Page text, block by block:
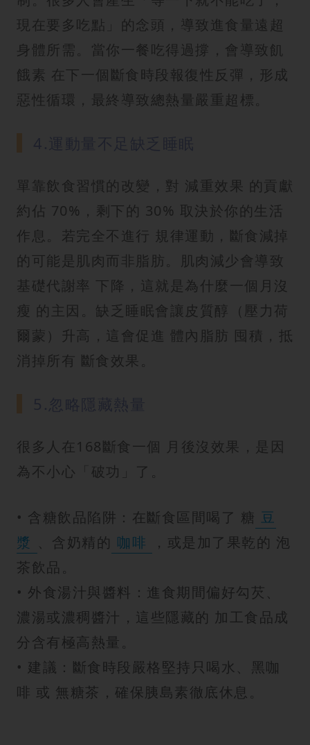
現在要多吃點」的念頭，導致進食量遠超
身體所需。當你一餐吃得過撐，會導致飢
餓素 在下一個斷食時段報復性反彈，形成
惡性循環，最終導致總熱量嚴重超標。
單靠飲食習慣的改變，對 減重效果 的貢獻
約佔 70%，剩下的 30% 取決於你的生活
作息。若完全不進行 規律運動，斷食減掉
的可能是肌肉而非脂肪。肌肉減少會導致
基礎代謝率 下降，這就是為什麼一個月沒
瘦 的主因。缺乏睡眠會讓皮質醇（壓力荷
爾蒙）升高，這會促進 體內脂肪 囤積，抵
消掉所有 斷食效果。
很多人在168斷食一個 月後沒效果，是因
為不小心「破功」了。
• 含糖飲品陷阱：在斷食區間喝了 糖 豆
漿 、含奶精的 咖啡
，或是加了果乾的 泡
茶飲品。
• 外食湯汁與醬料：進食期間偏好勾芡、
濃湯或濃稠醬汁，這些隱藏的 加工食品成
分含有極高熱量。
• 建議：斷食時段嚴格堅持只喝水、黑咖
啡 或 無糖茶，確保胰島素徹底休息。